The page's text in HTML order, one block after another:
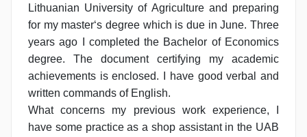
Lithuanian University of Agriculture and preparing
for my master‘s degree which is due in June. Three
years ago I completed the Bachelor of Economics
degree. The document certifying my academic
achievements is enclosed. I have good verbal and
written commands of English.
What concerns my previous work experience, I
have some practice as a shop assistant in the UAB